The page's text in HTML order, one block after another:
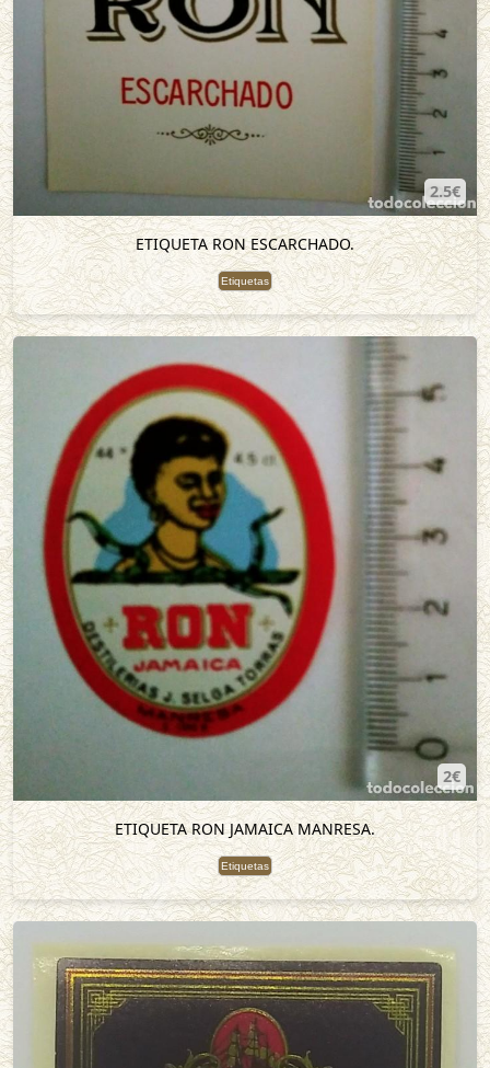
2.5€
ETIQUETA RON ESCARCHADO.
Etiquetas
2€
ETIQUETA RON JAMAICA MANRESA.
Etiquetas